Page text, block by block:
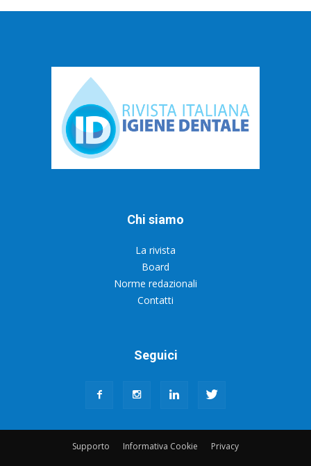
Chi siamo
La rivista
Board
Norme redazionali
Contatti
Seguici
Supporto Informativa Cookie
Privacy